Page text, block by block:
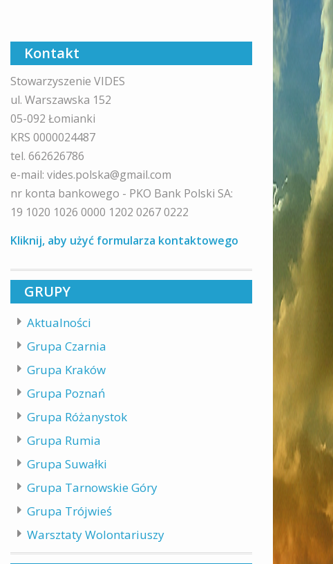
Kontakt
Stowarzyszenie VIDES
ul. Warszawska 152
05-092 Łomianki
KRS 0000024487
tel. 662626786
e-mail: vides.polska@gmail.com
nr konta bankowego - PKO Bank Polski SA:
19 1020 1026 0000 1202 0267 0222
Kliknij, aby użyć formularza kontaktowego
GRUPY
Aktualności
Grupa Czarnia
Grupa Kraków
Grupa Poznań
Grupa Różanystok
Grupa Rumia
Grupa Suwałki
Grupa Tarnowskie Góry
Grupa Trójwieś
Warsztaty Wolontariuszy